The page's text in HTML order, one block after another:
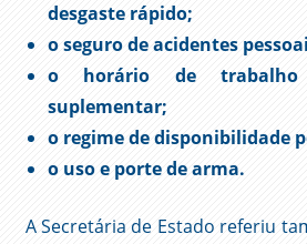
desgaste rápido;
o seguro de acidentes
o horário de
suplementar;
o regime de disponibilidade
o uso e porte de arma.
A Secretária de Estado referiu